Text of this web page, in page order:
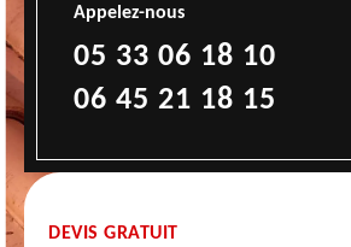
Appelez-nous
05 33 06 18 10
06 45 21 18 15
DEVIS GRATUIT